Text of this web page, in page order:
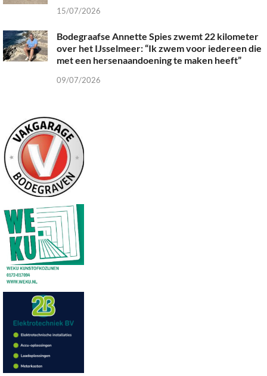
15/07/2026
Bodegraafse Annette Spies zwemt 22 kilometer
over het IJsselmeer: “Ik zwem voor iedereen die
met een hersenaandoening te maken heeft”
09/07/2026